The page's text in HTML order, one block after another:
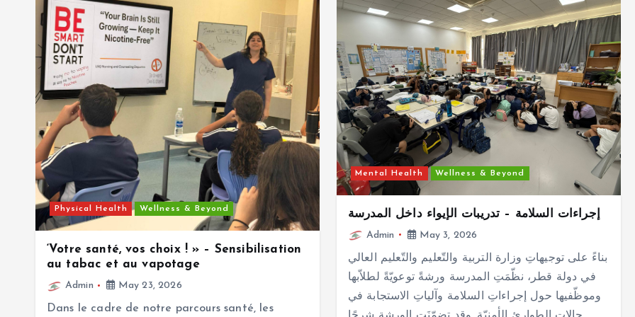
Physical Health Wellness & Beyond
‘Votre santé, vos choix ! » – Sensibilisation
au tabac et au vapotage
Admin May 23, 2026
Dans le cadre de notre parcours santé, les
Mental Health Wellness & Beyond
إجراءات السلامة – تدريبات الإيواء داخل المدرسة
Admin May 3, 2026
بناءً على توجيهاتِ وزارة التربية والتّعليم والتّعليم العالي
في دولة قطر، نظّمَتِ المدرسة ورشةً توعويّةً لطلاّبها
وموظّفيها حول إجراءاتِ السلامة وآلياتِ الاستجابة في